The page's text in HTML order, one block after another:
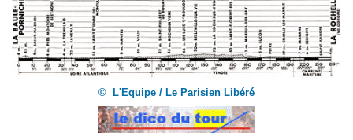
© L'Equipe / Le Parisien Libéré